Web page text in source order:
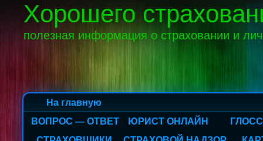
Хорошего
полезная информация о страховании и
На главную
ВОПРОС — ОТВЕТ
ЮРИСТ ОНЛАЙН